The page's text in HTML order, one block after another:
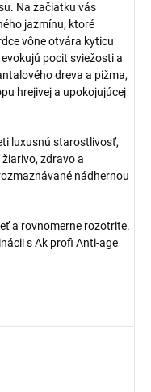
Na začiatku vás
jazmínu, ktoré
vône otvára kyticu
pocit sviežosti a
dreva a pižma,
hrejivej a upokojujúcej
luxusnú starostlivosť,
zdravo a
nádhernou
a rovnomerne rozotrite.
s Ak profi Anti-age